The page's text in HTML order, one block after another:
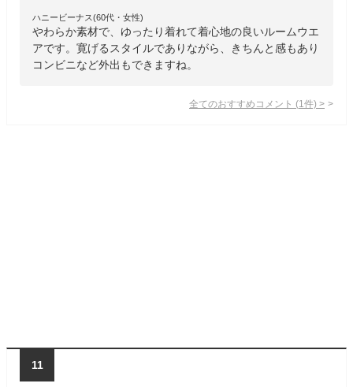
ハニービーナス(60代・女性)
やわらか素材で、ゆったり着れて着心地の良いルームウエ
アです。寛げるスタイルでありながら、きちんと感もあり
コンビニなど外出もできますね。
全てのおすすめコメント (1 件) >
11